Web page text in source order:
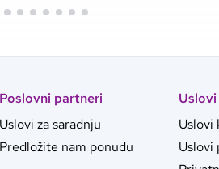
Poslovni partneri
Uslovi za saradnju
Predložite nam ponudu
Uslovi
Uslovi